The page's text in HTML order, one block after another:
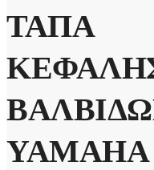
ΤΑΠΑ
YAMAHA